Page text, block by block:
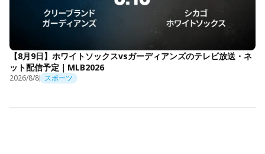
【8月9日】ホワイトソックスvsガーディアンズのテレビ放送・ネ
ット配信予定｜MLB2026
2026/8/8 スポーツ